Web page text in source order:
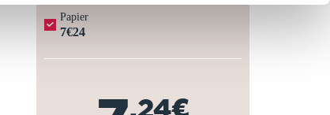
Papier
7€24
,24€